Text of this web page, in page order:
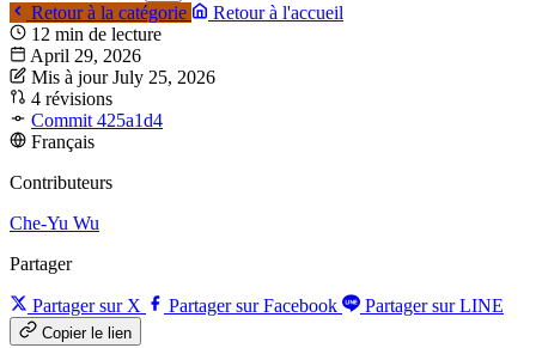
Retour à la catégorie
Retour à l'accueil
12 min de lecture
April 29, 2026
Mis à jour July 25, 2026
4 révisions
Commit 425a1d4
Français
Contributeurs
Che-Yu Wu
Partager
Partager sur X Partager sur Facebook Partager sur LINE
Copier le lien